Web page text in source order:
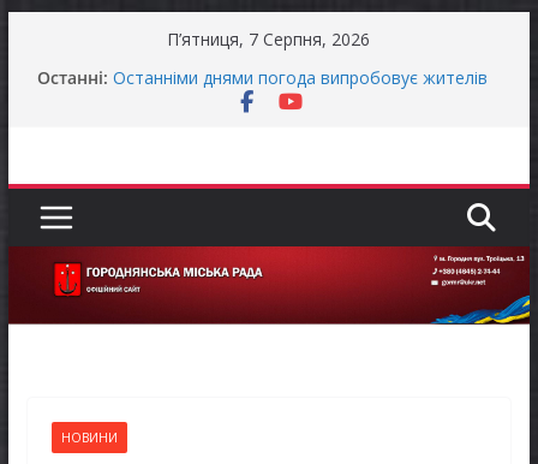
П’ятниця, 7 Серпня, 2026
Останні: Останніми днями погода випробовує жителів
громади справжньою літньою спекою
Захищай небо Чернігівщини!
Батьки майбутніх першокласників уже можуть
оформити «Пакунок школяра»
НОВИНИ